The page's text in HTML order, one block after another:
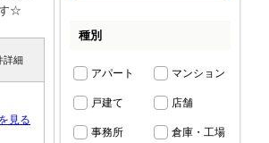
す☆
詳細
見る
種別
アパート マンション
戸建て 店舗
事務所 倉庫・工場